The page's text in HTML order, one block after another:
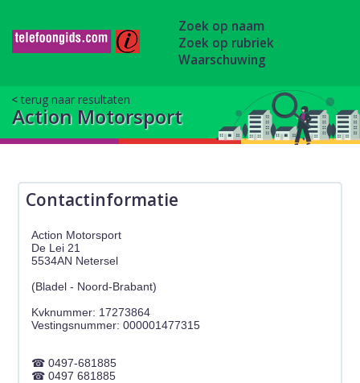
Zoek op naam
Zoek op rubriek
Waarschuwing
terug naar resultaten
Action Motorsport
Contactinformatie
Action Motorsport
De Lei 21
5534AN Netersel
(Bladel - Noord-Brabant)
Kvknummer: 17273864
0497-681885
0497 681885